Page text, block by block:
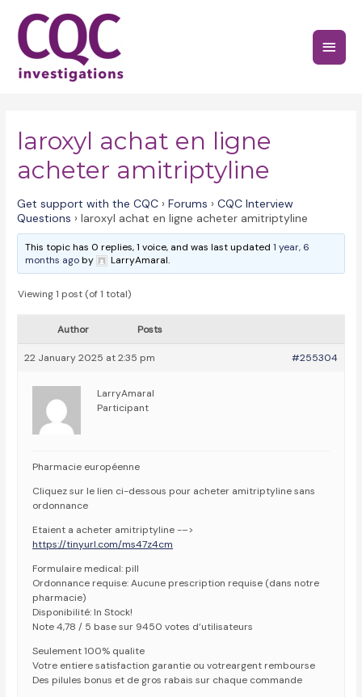
content
Main
laroxyl achat en ligne
acheter amitriptyline
Get support with the CQC › Forums › CQC Interview
Questions › laroxyl achat en ligne acheter amitriptyline
This topic has 0 replies, 1 voice, and was last updated1 year, 6
months agoby LarryAmaral.
Viewing 1 post (of 1 total)
Author Posts
22 January 2025 at 2:35 pm #255304
LarryAmaral
Participant
Pharmacie européenne
Cliquez sur le lien ci-dessous pour acheter amitriptyline sans
ordonnance
Etaient a acheter amitriptyline -–>
https://tinyurl.com/ms47z4cm
Formulaire medical: pill
Ordonnance requise: Aucune prescription requise (dans notre
pharmacie)
Disponibilité: In Stock!
Note 4,78 / 5 base sur 9450 votes d’utilisateurs
Seulement 100% qualite
Votre entiere satisfaction garantie ou votreargent rembourse
Des pilules bonus et de gros rabais sur chaque commande